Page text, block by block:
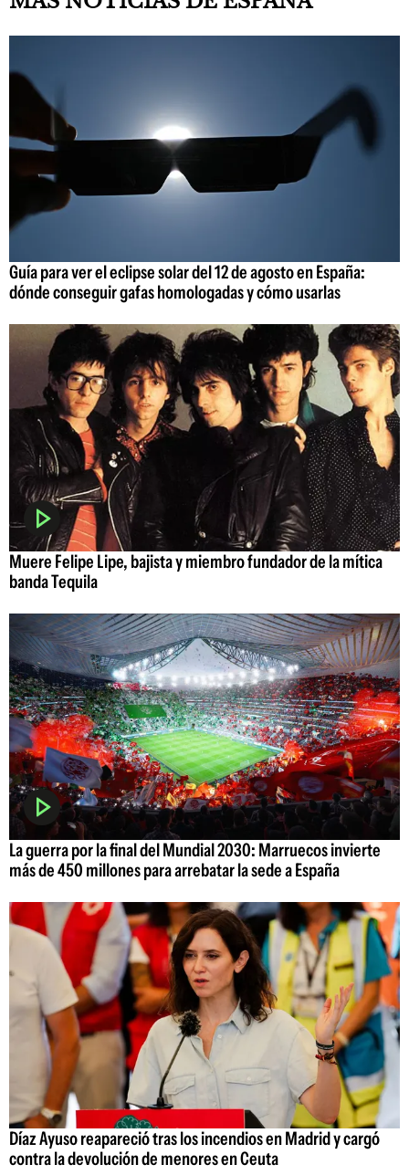
Guía para ver el eclipse solar del 12 de agosto en España:
dónde conseguir gafas homologadas y cómo usarlas
Muere Felipe Lipe, bajista y miembro fundador de la mítica
banda Tequila
La guerra por la final del Mundial 2030: Marruecos invierte
más de 450 millones para arrebatar la sede a España
Díaz Ayuso reapareció tras los incendios en Madrid y cargó
contra la devolución de menores en Ceuta